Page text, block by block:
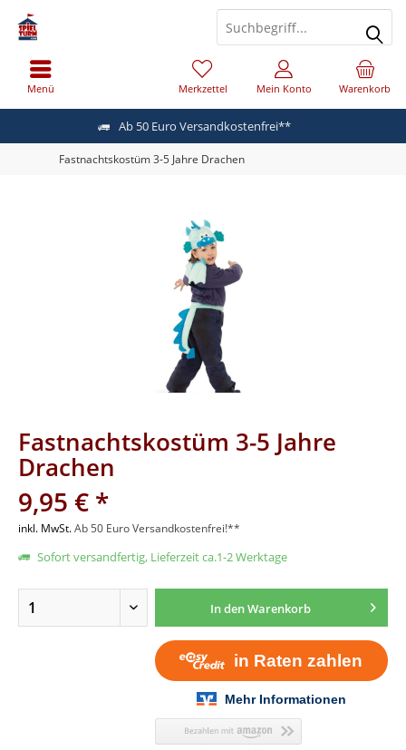
Ab 50 Euro Versandkostenfrei**
Menü Warenkorb
Merkzettel Mein Konto
Fastnachtskostüm 3-5 Jahre Drachen
Fastnachtskostüm 3-5 Jahre
Drachen
9,95 € *
inkl. MwSt.Ab 50 Euro Versandkostenfrei!**
Sofort versandfertig, Lieferzeit ca.1-2 Werktage
In denWarenkorb